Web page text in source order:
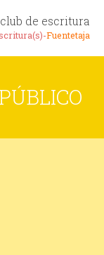
club de escritura
Fuentetaja